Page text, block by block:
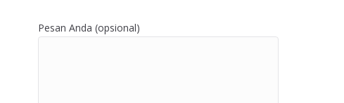
Pesan Anda (opsional)